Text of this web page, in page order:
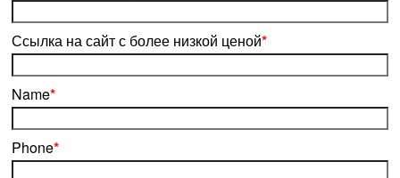
Ссылка на сайт с более низкой ценой*
Name*
Phone*